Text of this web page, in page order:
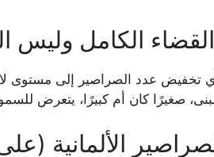
الكامل وليس
عدد الصراصير إلى مستوى لا
صغيرًا كان أم كبيرًا، يتعرض
الألمانية